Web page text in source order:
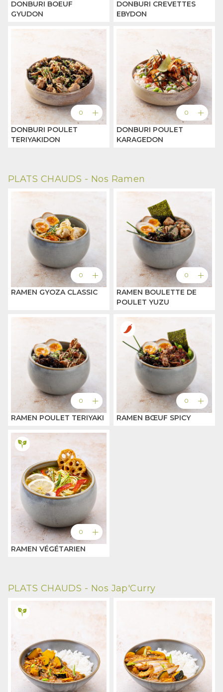
DONBURI BOEUF
GYUDON
DONBURI CREVETTES
EBYDON
0 add
DONBURI POULET
TERIYAKIDON
0 add
DONBURI POULET
KARAGEDON
PLATS CHAUDS - Nos Ramen
0 add
RAMEN GYOZA CLASSIC
0 add
RAMEN BOULETTE DE
POULET YUZU
0 add
RAMEN POULET TERIYAKI
0 add
RAMEN BŒUF SPICY
0 add
RAMEN VÉGÉTARIEN
PLATS CHAUDS - Nos Jap'Curry